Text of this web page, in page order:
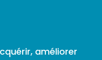
améliorer